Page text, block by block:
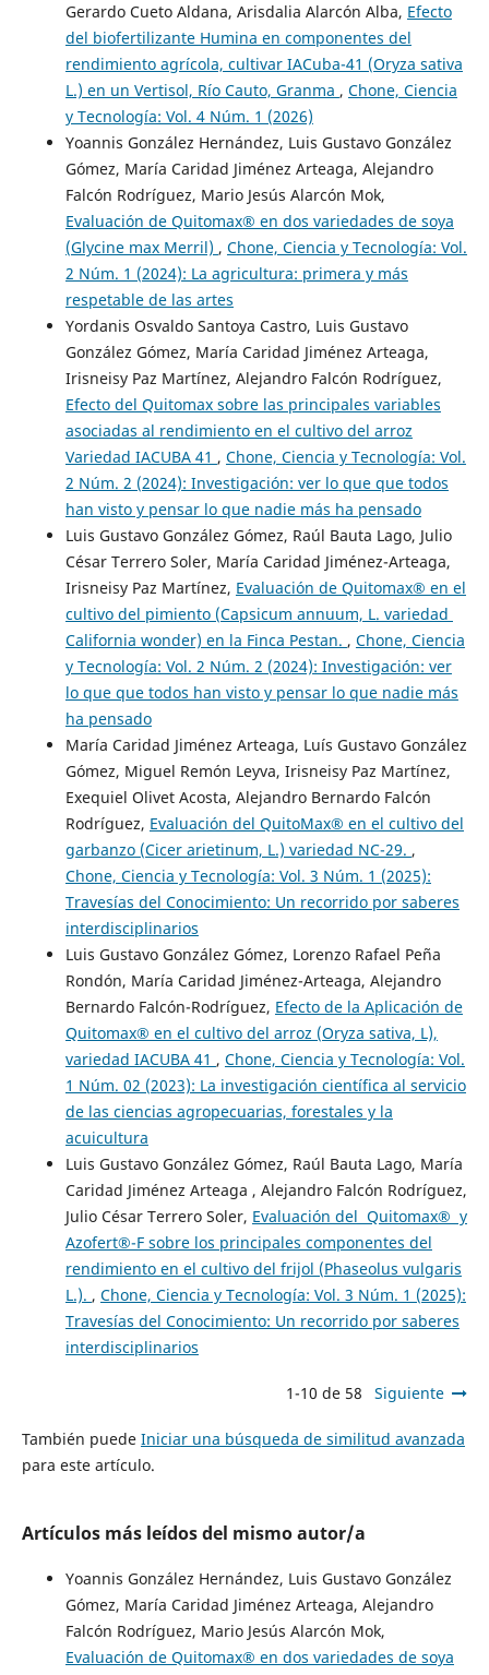
Gerardo Cueto Aldana, Arisdalia Alarcón Alba, Efecto
del biofertilizante Humina en componentes del
rendimiento agrícola, cultivar IACuba-41 (Oryza sativa
L.) en un Vertisol, Río Cauto, Granma , Chone, Ciencia
y Tecnología: Vol. 4 Núm. 1 (2026)
Yoannis González Hernández, Luis Gustavo González
Gómez, María Caridad Jiménez Arteaga, Alejandro
Falcón Rodríguez, Mario Jesús Alarcón Mok,
Evaluación de Quitomax® en dos variedades de soya
(Glycine max Merril) , Chone, Ciencia y Tecnología: Vol.
2 Núm. 1 (2024): La agricultura: primera y más
respetable de las artes
Yordanis Osvaldo Santoya Castro, Luis Gustavo
González Gómez, María Caridad Jiménez Arteaga,
Irisneisy Paz Martínez, Alejandro Falcón Rodríguez,
Efecto del Quitomax sobre las principales variables
asociadas al rendimiento en el cultivo del arroz
Variedad IACUBA 41 , Chone, Ciencia y Tecnología: Vol.
2 Núm. 2 (2024): Investigación: ver lo que que todos
han visto y pensar lo que nadie más ha pensado
Luis Gustavo González Gómez, Raúl Bauta Lago, Julio
César Terrero Soler, María Caridad Jiménez-Arteaga,
Irisneisy Paz Martínez, Evaluación de Quitomax® en el
cultivo del pimiento (Capsicum annuum, L. variedad
California wonder) en la Finca Pestan. , Chone, Ciencia
y Tecnología: Vol. 2 Núm. 2 (2024): Investigación: ver
lo que que todos han visto y pensar lo que nadie más
ha pensado
María Caridad Jiménez Arteaga, Luís Gustavo González
Gómez, Miguel Remón Leyva, Irisneisy Paz Martínez,
Exequiel Olivet Acosta, Alejandro Bernardo Falcón
Rodríguez, Evaluación del QuitoMax® en el cultivo del
garbanzo (Cicer arietinum, L.) variedad NC-29. ,
Chone, Ciencia y Tecnología: Vol. 3 Núm. 1 (2025):
Travesías del Conocimiento: Un recorrido por saberes
interdisciplinarios
Luis Gustavo González Gómez, Lorenzo Rafael Peña
Rondón, María Caridad Jiménez-Arteaga, Alejandro
Bernardo Falcón-Rodríguez, Efecto de la Aplicación de
Quitomax® en el cultivo del arroz (Oryza sativa, L),
variedad IACUBA 41 , Chone, Ciencia y Tecnología: Vol.
1 Núm. 02 (2023): La investigación científica al servicio
de las ciencias agropecuarias, forestales y la
acuicultura
Luis Gustavo González Gómez, Raúl Bauta Lago, María
Caridad Jiménez Arteaga , Alejandro Falcón Rodríguez,
Julio César Terrero Soler, Evaluación del Quitomax® y
Azofert®-F sobre los principales componentes del
rendimiento en el cultivo del frijol (Phaseolus vulgaris
L.). , Chone, Ciencia y Tecnología: Vol. 3 Núm. 1 (2025):
Travesías del Conocimiento: Un recorrido por saberes
interdisciplinarios
1-10 de 58 Siguiente
También puede Iniciar una búsqueda de similitud avanzada
para este artículo.
Artículos más leídos del mismo autor/a
Yoannis González Hernández, Luis Gustavo González
Gómez, María Caridad Jiménez Arteaga, Alejandro
Falcón Rodríguez, Mario Jesús Alarcón Mok,
Evaluación de Quitomax® en dos variedades de soya